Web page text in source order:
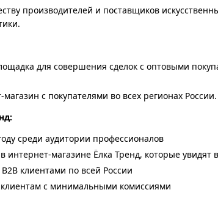
производителей и поставщиков
для совершения сделок с оптовыми
с покупателями во всех регионах России.
среди аудитории профессионалов
интернет-магазине Ёлка Тренд, которые увидят
клиентами по всей России
с минимальными комиссиями